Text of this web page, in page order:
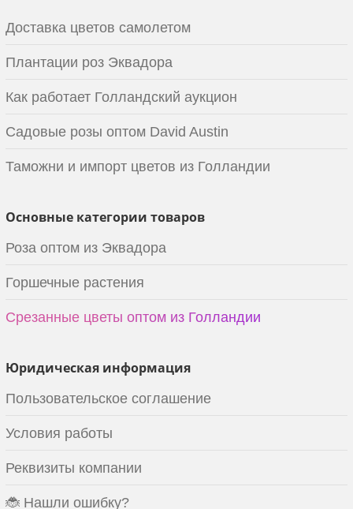
Доставка цветов самолетом
Плантации роз Эквадора
Как работает Голландский аукцион
Садовые розы оптом David Austin
Таможни и импорт цветов из Голландии
Основные категории товаров
Роза оптом из Эквадора
Горшечные растения
Срезанные цветы оптом из Голландии
Юридическая информация
Пользовательское соглашение
Условия работы
Реквизиты компании
🐞 Нашли ошибку?